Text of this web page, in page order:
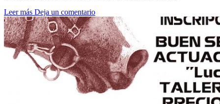
Leer más Deja un comentario